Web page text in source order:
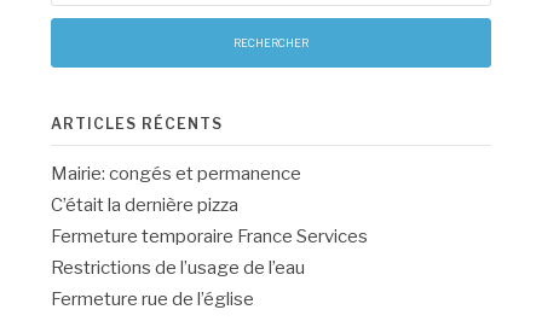
ARTICLES RÉCENTS
Mairie: congés et permanence
C’était la dernière pizza
Fermeture temporaire France Services
Restrictions de l’usage de l’eau
Fermeture rue de l’église